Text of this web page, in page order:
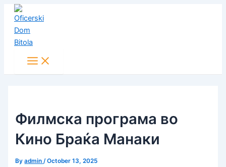
Skip
content
Филмска програма во
Кино Браќа Манаки
Byadmin/October 13, 2025
Post
navigation